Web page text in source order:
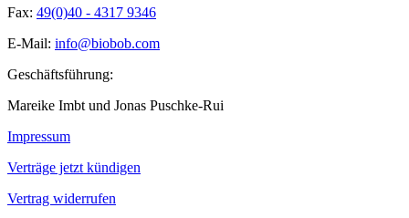
Fax: 49(0)40 - 4317 9346
E-Mail: info@biobob.com
Geschäftsführung:
Mareike Imbt und Jonas Puschke-Rui
Impressum
Verträge jetzt kündigen
Vertrag widerrufen